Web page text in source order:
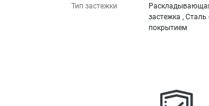
Тип застежки
застежка , Сталь
покрытием